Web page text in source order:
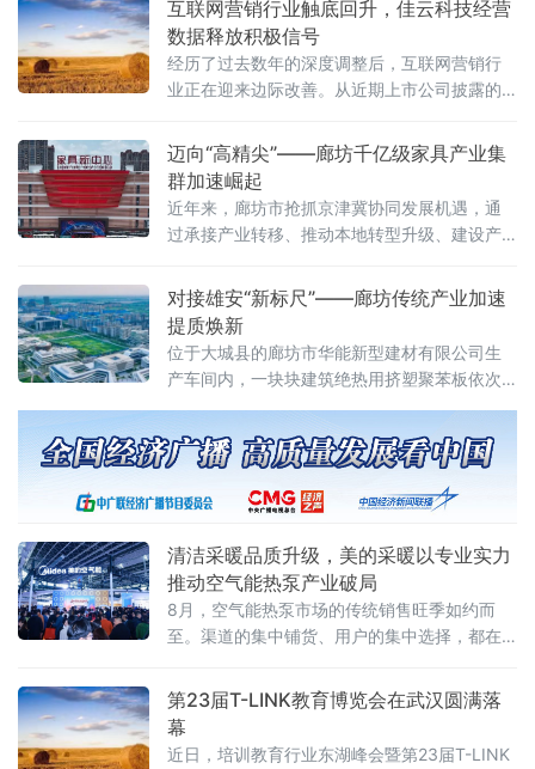
来"为主题，由全国双碳行业产教融合共同体主
办，中华环保联合会青少年环境友好行动委员
会与Y-CLAP青年气候领袖培养计划（Youth
Climate Leadership Action Program）联合主
互联网营销行业触底回升，佳云科技经营
数据释放积极信号
经历了过去数年的深度调整后，互联网营销行
业正在迎来边际改善。从近期上市公司披露的
势明显，行业整体正从"价格战"向"价值竞争"转
型。
迈向“高精尖”——廊坊千亿级家具产业集
群加速崛起
近年来，廊坊市抢抓京津冀协同发展机遇，通
过承接产业转移、推动本地转型升级、建设产
化，逐步形成香河智慧家居、霸州特色定制家
具、大城红木文化、文安绿色低碳建材四大产
业集群。
对接雄安“新标尺”——廊坊传统产业加速
提质焕新
位于大城县的廊坊市华能新型建材有限公司生
产车间内，一块块建筑绝热用挤塑聚苯板依次
集采目录的保温建材企业，华能公司已有挤塑
制品、模塑制品等5款产品稳定供应雄安新区，
清洁采暖品质升级，美的采暖以专业实力
推动空气能热泵产业破局
8月，空气能热泵市场的传统销售旺季如约而
至。渠道的集中铺货、用户的集中选择，都在
暖接连推出美的真暖MAX空气能中央空调、美
的雪焰MAX空气能中央空调两款新品，引发市
场热议。
第23届T-LINK教育博览会在武汉圆满落
幕
近日，培训教育行业东湖峰会暨第23届T-LINK